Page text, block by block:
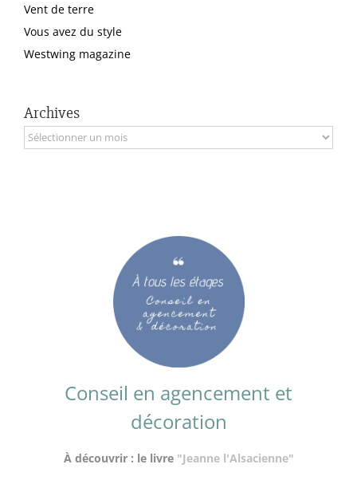
Vent de terre
Vous avez du style
Westwing magazine
Archives
Archives
Conseil en agencement et
décoration
À découvrir : le livre "Jeanne l'Alsacienne"